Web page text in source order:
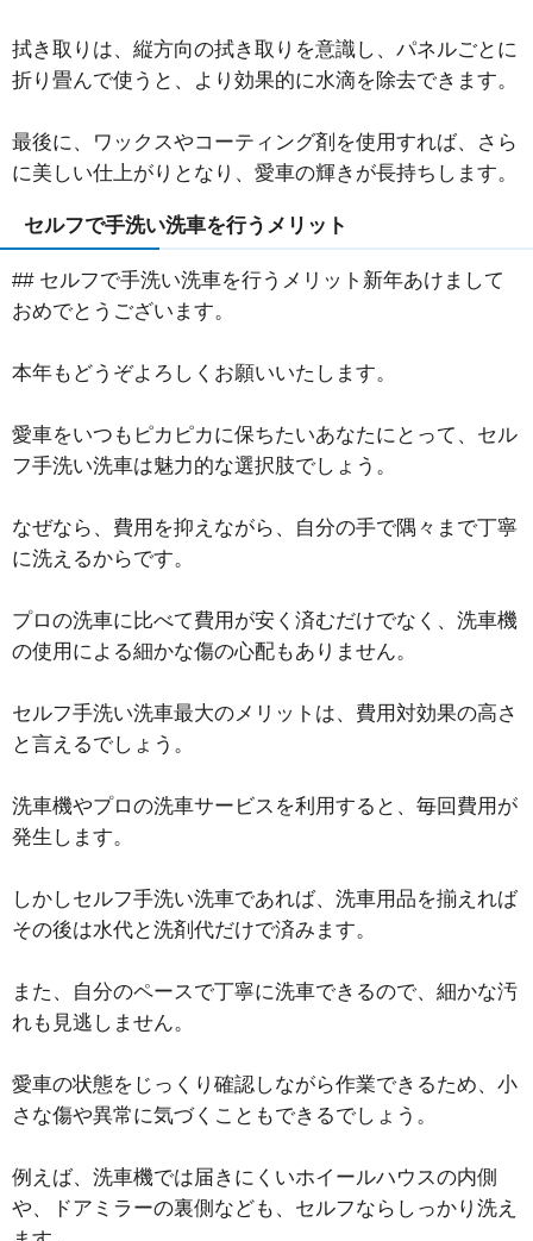
拭き取りは、縦方向の拭き取りを意識し、パネルごとに
折り畳んで使うと、より効果的に水滴を除去できます。
最後に、ワックスやコーティング剤を使用すれば、さら
に美しい仕上がりとなり、愛車の輝きが長持ちします。
セルフで手洗い洗車を行うメリット
## セルフで手洗い洗車を行うメリット新年あけまして
おめでとうございます。
本年もどうぞよろしくお願いいたします。
愛車をいつもピカピカに保ちたいあなたにとって、セル
フ手洗い洗車は魅力的な選択肢でしょう。
なぜなら、費用を抑えながら、自分の手で隅々まで丁寧
に洗えるからです。
プロの洗車に比べて費用が安く済むだけでなく、洗車機
の使用による細かな傷の心配もありません。
セルフ手洗い洗車最大のメリットは、費用対効果の高さ
と言えるでしょう。
洗車機やプロの洗車サービスを利用すると、毎回費用が
発生します。
しかしセルフ手洗い洗車であれば、洗車用品を揃えれば
その後は水代と洗剤代だけで済みます。
また、自分のペースで丁寧に洗車できるので、細かな汚
れも見逃しません。
愛車の状態をじっくり確認しながら作業できるため、小
さな傷や異常に気づくこともできるでしょう。
例えば、洗車機では届きにくいホイールハウスの内側
や、ドアミラーの裏側なども、セルフならしっかり洗え